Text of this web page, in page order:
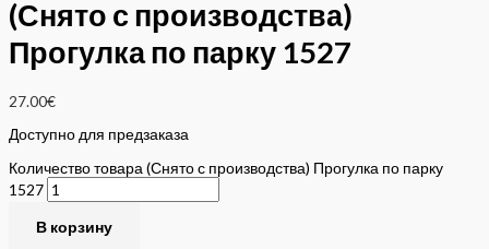
(Снято с производства)
Прогулка по парку 1527
27.00€
Доступно для предзаказа
Количество товара (Снято с производства) Прогулка по парку
1527
В корзину